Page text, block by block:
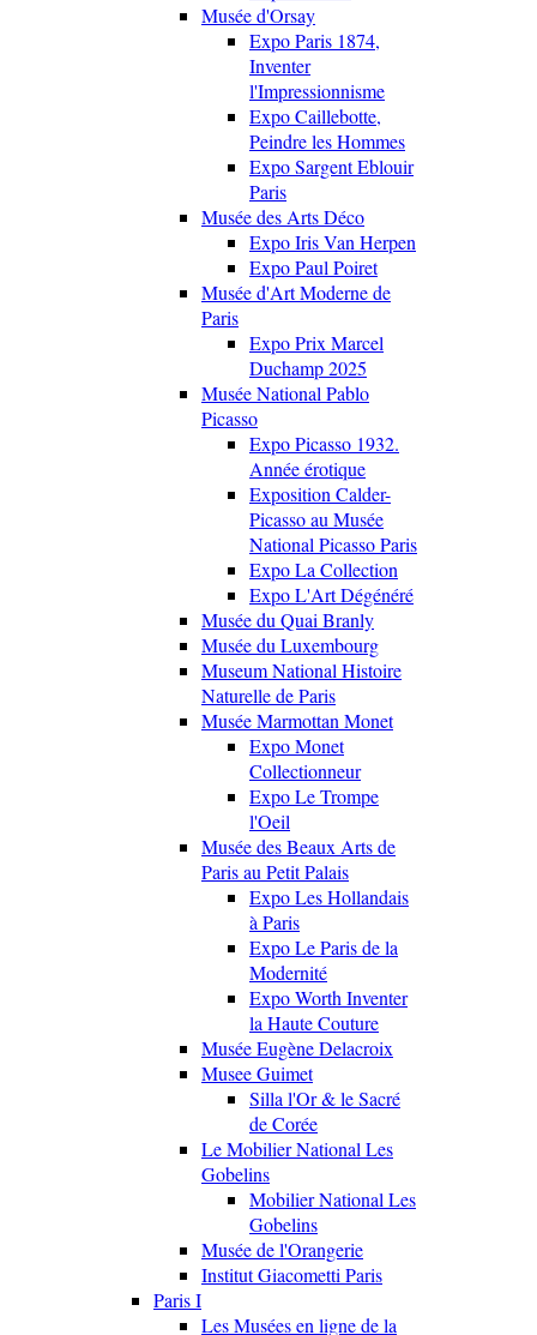
Musée d'Orsay
Expo Paris 1874,
Inventer
l'Impressionnisme
Expo Caillebotte,
Peindre les Hommes
Expo Sargent Eblouir
Paris
Musée des Arts Déco
Expo Iris Van Herpen
Expo Paul Poiret
Musée d'Art Moderne de
Paris
Expo Prix Marcel
Duchamp 2025
Musée National Pablo
Picasso
Expo Picasso 1932.
Année érotique
Exposition Calder-
Picasso au Musée
National Picasso Paris
Expo La Collection
Expo L'Art Dégénéré
Musée du Quai Branly
Musée du Luxembourg
Museum National Histoire
Naturelle de Paris
Musée Marmottan Monet
Expo Monet
Collectionneur
Expo Le Trompe
l'Oeil
Musée des Beaux Arts de
Paris au Petit Palais
Expo Les Hollandais
à Paris
Expo Le Paris de la
Modernité
Expo Worth Inventer
la Haute Couture
Musée Eugène Delacroix
Musee Guimet
Silla l'Or & le Sacré
de Corée
Le Mobilier National Les
Gobelins
Mobilier National Les
Gobelins
Musée de l'Orangerie
Institut Giacometti Paris
Paris I
Les Musées en ligne de la